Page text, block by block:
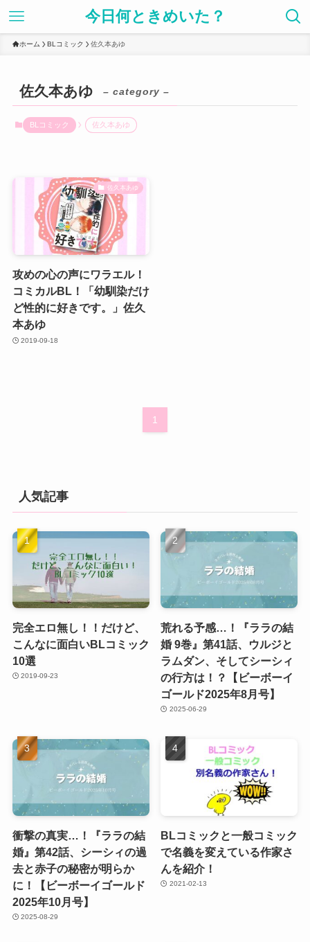
今日何ときめいた？
ホーム BLコミック 佐久本あゆ
佐久本あゆ – category –
BLコミック 佐久本あゆ
佐久本あゆ
攻めの心の声にワラエル！
コミカルBL！「幼馴染だけ
ど性的に好きです。」佐久
本あゆ
2019-09-18
1
人気記事
完全エロ無し！！だけど、
こんなに面白いBLコミック
10選
2019-09-23
荒れる予感…！『ララの結
婚 9巻』第41話、ウルジと
ラムダン、そしてシーシィ
の行方は！？【ビーボーイ
ゴールド2025年8月号】
2025-06-29
衝撃の真実…！『ララの結
婚』第42話、シーシィの過
去と赤子の秘密が明らか
に！【ビーボーイゴールド
2025年10月号】
2025-08-29
BLコミックと一般コミック
で名義を変えている作家さ
んを紹介！
2021-02-13